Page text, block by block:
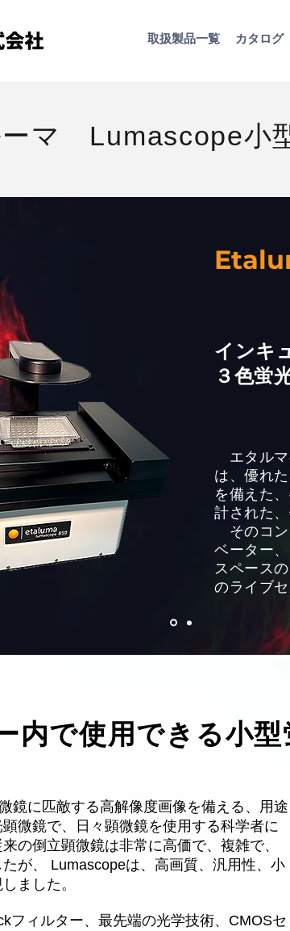
取扱​製品一覧 カタログ
マ Lumascope小
インキ
３色蛍
エタルマ
は、優れ
を備えた
計された
そのコン
ベーター
スペース
のライブ
内で使用できる小
鏡に匹敵する高解像度画像を備える、用途
微鏡で、日々顕微鏡を使用する科学者に
の倒立顕微鏡は非常に高価で、複雑で、
が、 Lumascopeは、高画質、汎用性、小
ました。
フィルター、最先端の光学技術、CMOSセ